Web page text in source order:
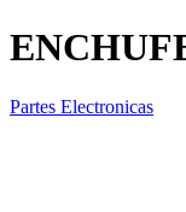
Partes Electronicas